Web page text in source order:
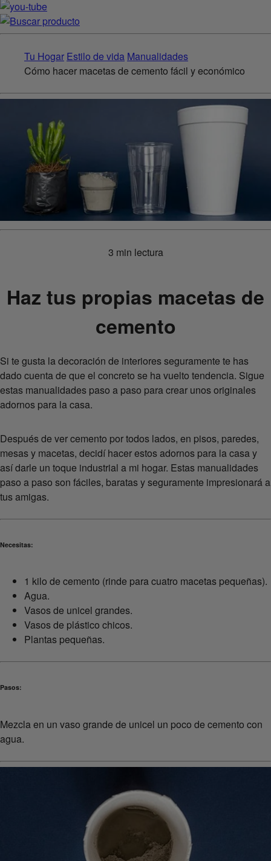
Tu Hogar Estilo de vida Manualidades
Cómo hacer macetas de cemento fácil y económico
3 min lectura
Haz tus propias macetas de
cemento
Si te gusta la decoración de interiores seguramente te has
dado cuenta de que el concreto se ha vuelto tendencia. Sigue
estas manualidades paso a paso para crear unos originales
adornos para la casa.
Después de ver cemento por todos lados, en pisos, paredes,
mesas y macetas, decidí hacer estos adornos para la casa y
así darle un toque industrial a mi hogar. Estas manualidades
paso a paso son fáciles, baratas y seguramente impresionará a
tus amigas.
Necesitas:
1 kilo de cemento (rinde para cuatro macetas pequeñas).
Agua.
Vasos de unicel grandes.
Vasos de plástico chicos.
Plantas pequeñas.
Pasos:
Mezcla en un vaso grande de unicel un poco de cemento con
agua.